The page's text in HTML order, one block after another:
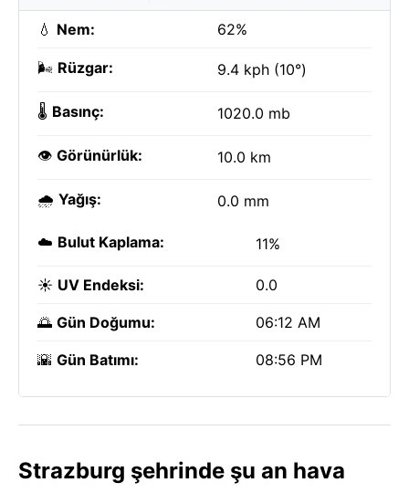
💧 Nem: 62%
🌬️ Rüzgar: 9.4 kph (10°)
🌡️ Basınç: 1020.0 mb
👁️ Görünürlük: 10.0 km
🌧️ Yağış: 0.0 mm
☁️ Bulut Kaplama: 11%
☀️ UV Endeksi: 0.0
🌅 Gün Doğumu: 06:12 AM
🌇 Gün Batımı: 08:56 PM
Strazburg şehrinde şu an hava